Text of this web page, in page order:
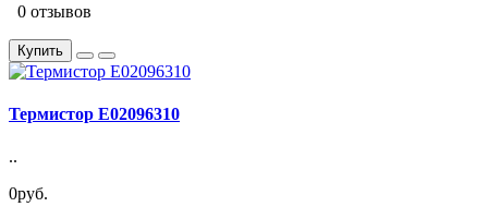
0 отзывов
Купить
Термистор E02096310
..
0руб.